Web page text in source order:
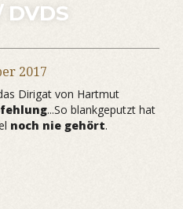
DVDS
2017
Dirigat von Hartmut
...So blankgeputzt hat
noch nie gehört.